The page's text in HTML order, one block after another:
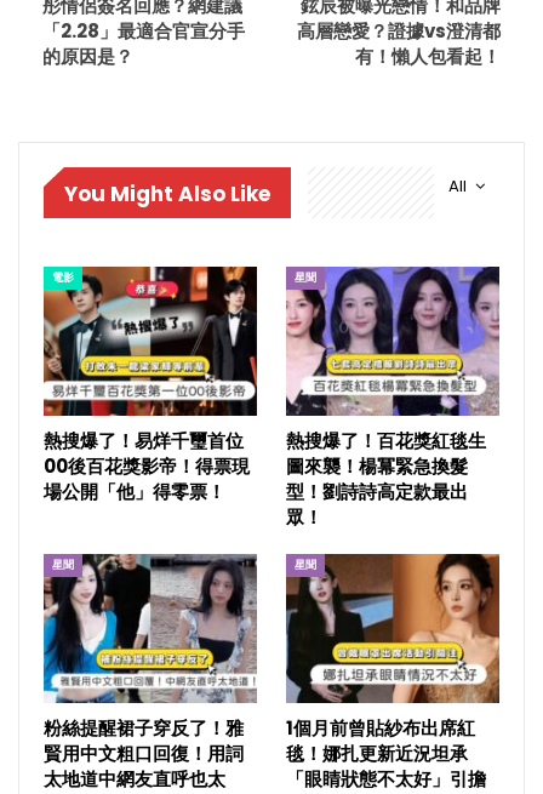
彤情侶簽名回應？網建議
「2.28」最適合官宣分手
的原因是？
鉉辰被曝光戀情！和品牌
高層戀愛？證據vs澄清都
有！懶人包看起！
All
You Might Also Like
電影
熱搜爆了！易烊千璽首位
00後百花獎影帝！得票現
場公開「他」得零票！
星聞
熱搜爆了！百花獎紅毯生
圖來襲！楊冪緊急換髮
型！劉詩詩高定款最出
眾！
星聞
粉絲提醒裙子穿反了！雅
賢用中文粗口回復！用詞
太地道中網友直呼也太
星聞
1個月前曾貼紗布出席紅
毯！娜扎更新近況坦承
「眼睛狀態不太好」引擔